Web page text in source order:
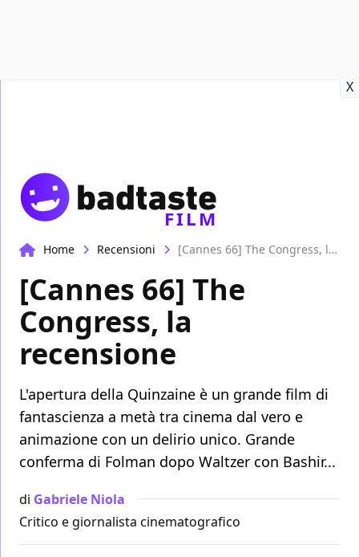
X
FILM
Home Recensioni [Cannes 66] The Congress, la recensione
[Cannes 66] The
Congress, la
recensione
L'apertura della Quinzaine è un grande film di
fantascienza a metà tra cinema dal vero e
animazione con un delirio unico. Grande
conferma di Folman dopo Waltzer con Bashir...
di Gabriele Niola
Critico e giornalista cinematografico